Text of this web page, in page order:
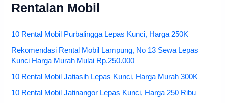
Rentalan Mobil
10 Rental Mobil Purbalingga Lepas Kunci, Harga 250K
Rekomendasi Rental Mobil Lampung, No 13 Sewa Lepas
Kunci Harga Murah Mulai Rp.250.000
10 Rental Mobil Jatiasih Lepas Kunci, Harga Murah 300K
10 Rental Mobil Jatinangor Lepas Kunci, Harga 250 Ribu